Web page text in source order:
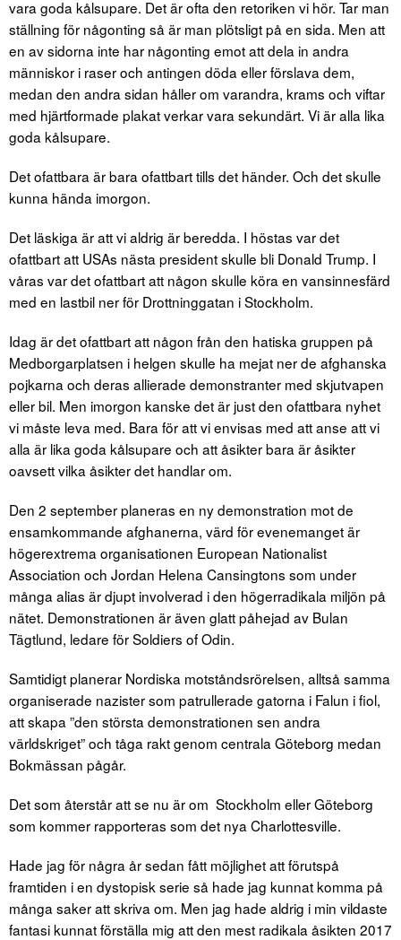
vara goda kålsupare. Det är ofta den retoriken vi hör. Tar man
ställning för någonting så är man plötsligt på en sida. Men att
en av sidorna inte har någonting emot att dela in andra
människor i raser och antingen döda eller förslava dem,
medan den andra sidan håller om varandra, krams och viftar
med hjärtformade plakat verkar vara sekundärt. Vi är alla lika
goda kålsupare.
Det ofattbara är bara ofattbart tills det händer. Och det skulle
kunna hända imorgon.
Det läskiga är att vi aldrig är beredda. I höstas var det
ofattbart att USAs nästa president skulle bli Donald Trump. I
våras var det ofattbart att någon skulle köra en vansinnesfärd
med en lastbil ner för Drottninggatan i Stockholm.
Idag är det ofattbart att någon från den hatiska gruppen på
Medborgarplatsen i helgen skulle ha mejat ner de afghanska
pojkarna och deras allierade demonstranter med skjutvapen
eller bil. Men imorgon kanske det är just den ofattbara nyhet
vi måste leva med. Bara för att vi envisas med att anse att vi
alla är lika goda kålsupare och att åsikter bara är åsikter
oavsett vilka åsikter det handlar om.
Den 2 september planeras en ny demonstration mot de
ensamkommande afghanerna, värd för evenemanget är
högerextrema organisationen European Nationalist
Association och Jordan Helena Cansingtons som under
många alias är djupt involverad i den högerradikala miljön på
nätet. Demonstrationen är även glatt påhejad av Bulan
Tägtlund, ledare för Soldiers of Odin.
Samtidigt planerar Nordiska motståndsrörelsen, alltså samma
organiserade nazister som patrullerade gatorna i Falun i fiol,
att skapa ”den största demonstrationen sen andra
världskriget” och tåga rakt genom centrala Göteborg medan
Bokmässan pågår.
Det som återstår att se nu är om Stockholm eller Göteborg
som kommer rapporteras som det nya Charlottesville.
Hade jag för några år sedan fått möjlighet att förutspå
framtiden i en dystopisk serie så hade jag kunnat komma på
många saker att skriva om. Men jag hade aldrig i min vildaste
fantasi kunnat förställa mig att den mest radikala åsikten 2017